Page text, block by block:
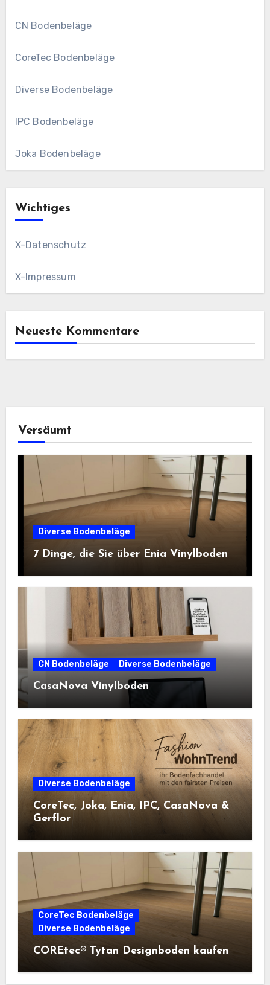
CN Bodenbeläge
CoreTec Bodenbeläge
Diverse Bodenbeläge
IPC Bodenbeläge
Joka Bodenbeläge
Wichtiges
X-Datenschutz
X-Impressum
Neueste Kommentare
Versäumt
Diverse Bodenbeläge
7 Dinge, die Sie über Enia Vinylboden
CN Bodenbeläge Diverse Bodenbeläge
CasaNova Vinylboden
Diverse Bodenbeläge
CoreTec, Joka, Enia, IPC, CasaNova &
Gerflor
CoreTec Bodenbeläge
Diverse Bodenbeläge
COREtec® Tytan Designboden kaufen